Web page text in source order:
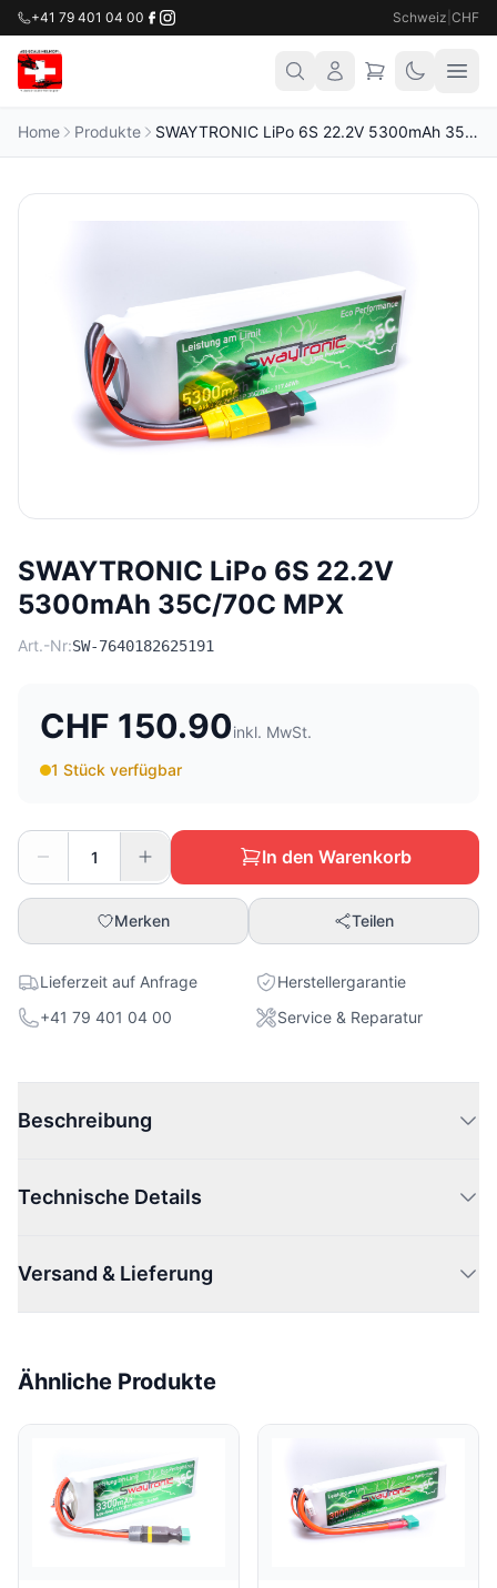
+41 79 401 04 00 Schweiz CHF
Home Produkte SWAYTRONIC LiPo 6S 22.2V 5300mAh 35C/70C MPX
SWAYTRONIC LiPo 6S 22.2V
5300mAh 35C/70C MPX
Art.-Nr:SW-7640182625191
CHF 150.90inkl. MwSt.
1 Stück verfügbar
In den Warenkorb
Merken Teilen
Lieferzeit auf Anfrage
Herstellergarantie
+41 79 401 04 00
Service & Reparatur
Beschreibung
Technische Details
Versand & Lieferung
Ähnliche Produkte